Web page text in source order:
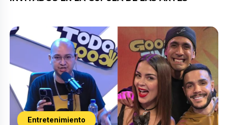
Entretenimiento